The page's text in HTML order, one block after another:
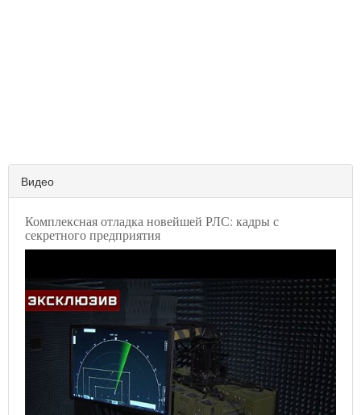
Видео
Комплексная отладка новейшей РЛС: кадры с
секретного предприятия